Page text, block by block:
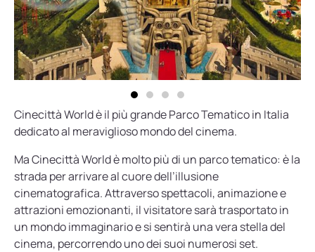
Cinecittà World è il più grande Parco Tematico in Italia
dedicato al meraviglioso mondo del cinema.
Ma Cinecittà World è molto più di un parco tematico: è la
strada per arrivare al cuore dell’illusione
cinematografica. Attraverso spettacoli, animazione e
attrazioni emozionanti, il visitatore sarà trasportato in
un mondo immaginario e si sentirà una vera stella del
cinema, percorrendo uno dei suoi numerosi set.